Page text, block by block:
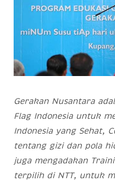
Gerakan Nusantara
Flag Indonesia untuk
Indonesia yang Sehat,
tentang gizi dan pola
juga mengadakan
terpilih di NTT, untuk